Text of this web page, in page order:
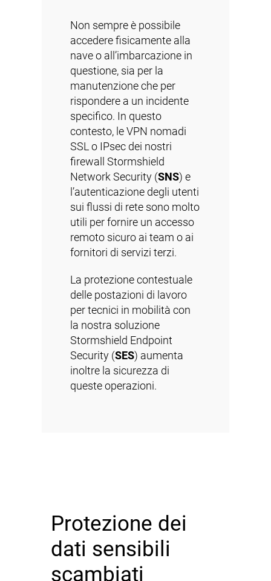
Non sempre è possibile
accedere fisicamente alla
nave o all’imbarcazione in
questione, sia per la
manutenzione che per
rispondere a un incidente
specifico. In questo
contesto, le VPN nomadi
SSL o IPsec dei nostri
firewall Stormshield
Network Security (SNS) e
l’autenticazione degli utenti
sui flussi di rete sono molto
utili per fornire un accesso
remoto sicuro ai team o ai
fornitori di servizi terzi.
La protezione contestuale
delle postazioni di lavoro
per tecnici in mobilità con
la nostra soluzione
Stormshield Endpoint
Security (SES) aumenta
inoltre la sicurezza di
queste operazioni.
Protezione dei
dati sensibili
scambiati